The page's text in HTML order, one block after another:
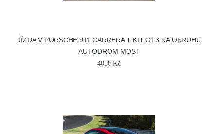
JÍZDA V PORSCHE 911 CARRERA T KIT GT3 NA OKRUHU
AUTODROM MOST
4050 Kč